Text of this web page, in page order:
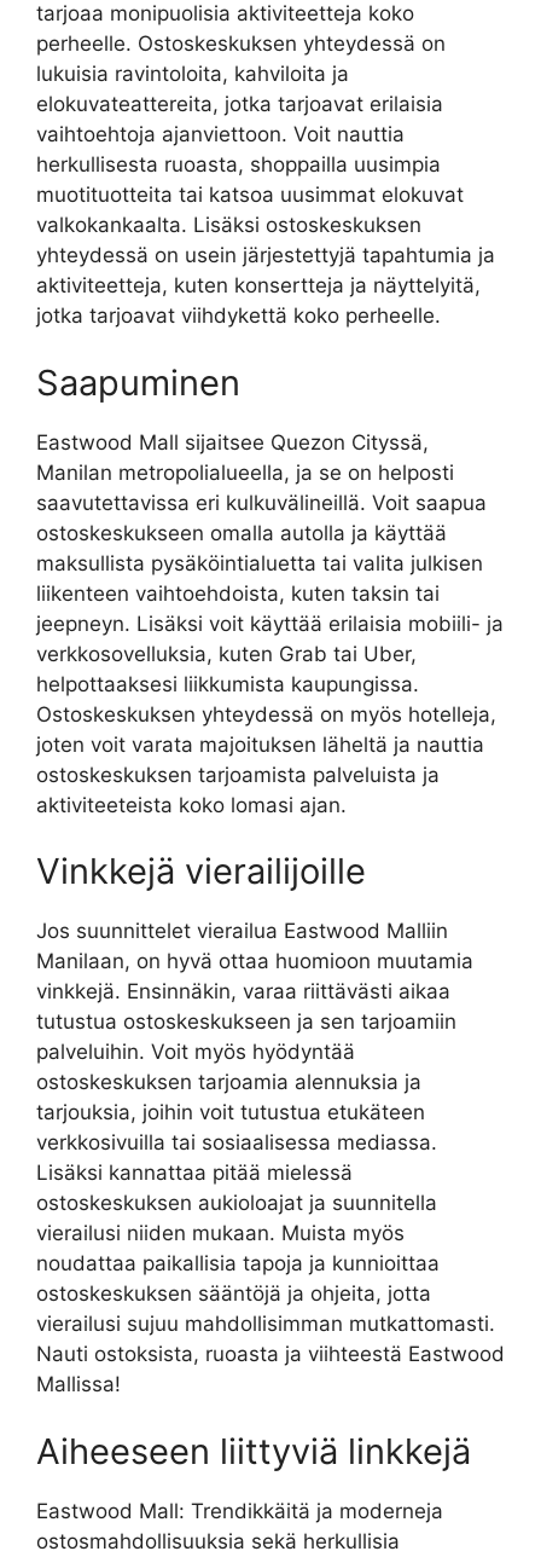
tarjoaa monipuolisia aktiviteetteja koko
perheelle. Ostoskeskuksen yhteydessä on
lukuisia ravintoloita, kahviloita ja
elokuvateattereita, jotka tarjoavat erilaisia
vaihtoehtoja ajanviettoon. Voit nauttia
herkullisesta ruoasta, shoppailla uusimpia
muotituotteita tai katsoa uusimmat elokuvat
valkokankaalta. Lisäksi ostoskeskuksen
yhteydessä on usein järjestettyjä tapahtumia ja
aktiviteetteja, kuten konsertteja ja näyttelyitä,
jotka tarjoavat viihdykettä koko perheelle.
Saapuminen
Eastwood Mall sijaitsee Quezon Cityssä,
Manilan metropolialueella, ja se on helposti
saavutettavissa eri kulkuvälineillä. Voit saapua
ostoskeskukseen omalla autolla ja käyttää
maksullista pysäköintialuetta tai valita julkisen
liikenteen vaihtoehdoista, kuten taksin tai
jeepneyn. Lisäksi voit käyttää erilaisia mobiili- ja
verkkosovelluksia, kuten Grab tai Uber,
helpottaaksesi liikkumista kaupungissa.
Ostoskeskuksen yhteydessä on myös hotelleja,
joten voit varata majoituksen läheltä ja nauttia
ostoskeskuksen tarjoamista palveluista ja
aktiviteeteista koko lomasi ajan.
Vinkkejä vierailijoille
Jos suunnittelet vierailua Eastwood Malliin
Manilaan, on hyvä ottaa huomioon muutamia
vinkkejä. Ensinnäkin, varaa riittävästi aikaa
tutustua ostoskeskukseen ja sen tarjoamiin
palveluihin. Voit myös hyödyntää
ostoskeskuksen tarjoamia alennuksia ja
tarjouksia, joihin voit tutustua etukäteen
verkkosivuilla tai sosiaalisessa mediassa.
Lisäksi kannattaa pitää mielessä
ostoskeskuksen aukioloajat ja suunnitella
vierailusi niiden mukaan. Muista myös
noudattaa paikallisia tapoja ja kunnioittaa
ostoskeskuksen sääntöjä ja ohjeita, jotta
vierailusi sujuu mahdollisimman mutkattomasti.
Nauti ostoksista, ruoasta ja viihteestä Eastwood
Mallissa!
Aiheeseen liittyviä linkkejä
Eastwood Mall: Trendikkäitä ja moderneja
ostosmahdollisuuksia sekä herkullisia